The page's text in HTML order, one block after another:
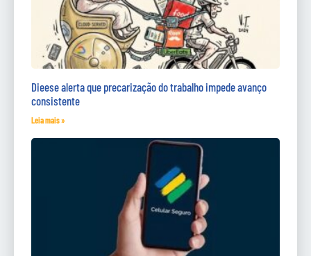
Dieese alerta que precarização do trabalho impede avanço
consistente
Leia mais »